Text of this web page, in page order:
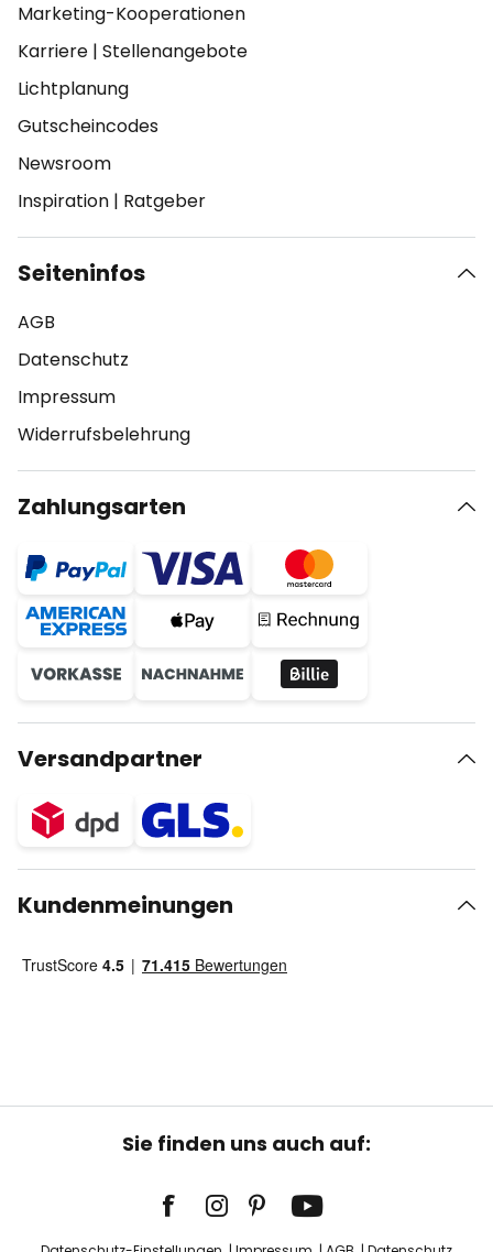
Marketing-Kooperationen
Karriere | Stellenangebote
Lichtplanung
Gutscheincodes
Newsroom
Inspiration | Ratgeber
Seiteninfos
AGB
Datenschutz
Impressum
Widerrufsbelehrung
Zahlungsarten
Versandpartner
Kundenmeinungen
Sie finden uns auch auf: